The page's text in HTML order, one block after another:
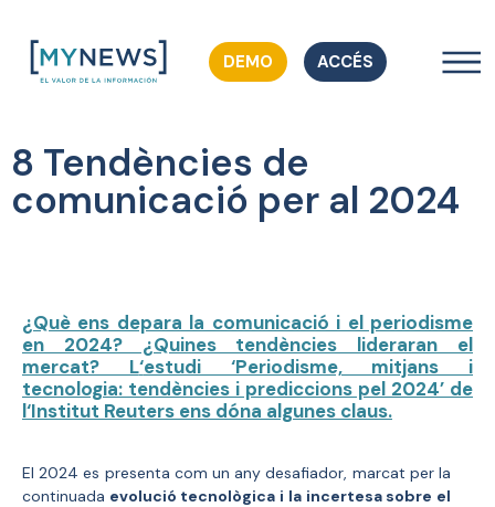
DEMO ACCÉS
8 Tendències de
comunicació per al 2024
¿Què ens depara la comunicació i el periodisme
en 2024? ¿Quines tendències lideraran el
mercat? L‘estudi ‘Periodisme, mitjans i
tecnologia: tendències i prediccions pel 2024’ de
l‘Institut Reuters ens dóna algunes claus.
El 2024 es presenta com un any desafiador, marcat per la
continuada evolució tecnològica i la incertesa sobre el